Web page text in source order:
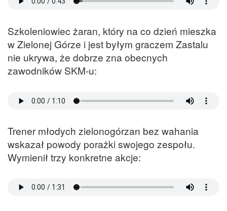
Szkoleniowiec żaran, który na co dzień mieszka
w Zielonej Górze i jest byłym graczem Zastalu
nie ukrywa, że dobrze zna obecnych
zawodników SKM-u:
Trener młodych zielonogórzan bez wahania
wskazał powody porażki swojego zespołu.
Wymienił trzy konkretne akcje: